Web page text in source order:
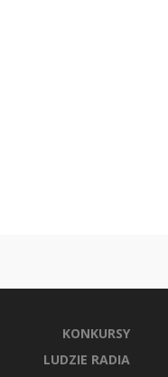
KONKURSY
LUDZIE RADIA